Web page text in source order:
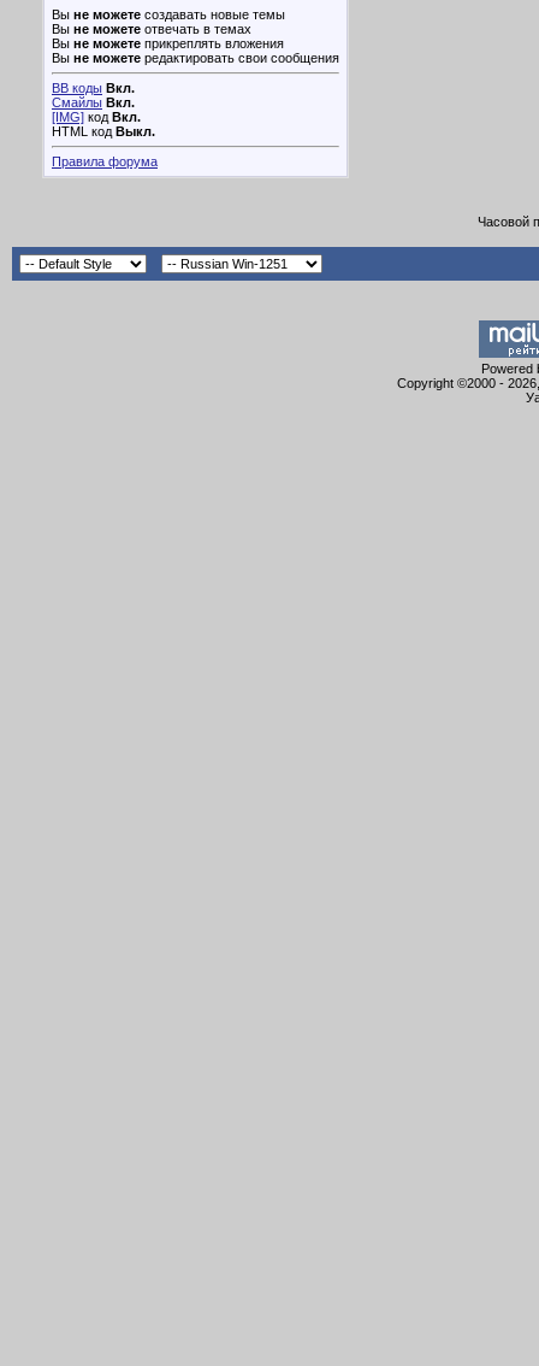
Вы не можете создавать новые темы
Вы не можете отвечать в темах
Вы не можете прикреплять вложения
Вы не можете редактировать свои сообщения
BB коды Вкл.
Смайлы Вкл.
[IMG] код Вкл.
HTML код Выкл.
Правила форума
Часовой
Powered
Copyright ©2000 -